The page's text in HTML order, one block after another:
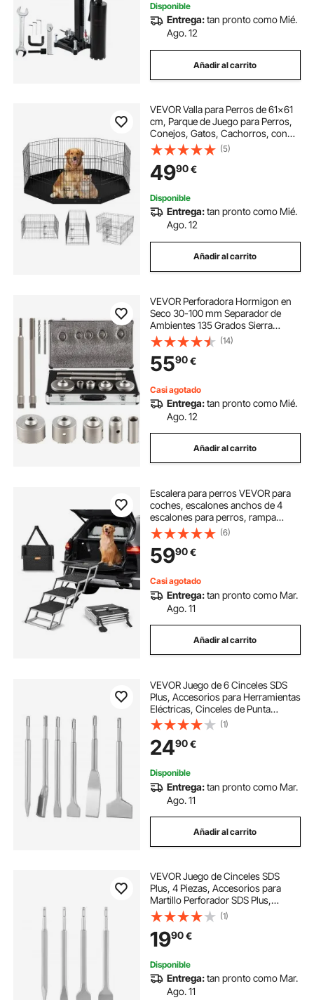
Disponible
Entrega:tan pronto como Mié.
Ago. 12
Añadir al carrito
VEVOR Valla para Perros de 61x61
cm, Parque de Juego para Perros,
Conejos, Gatos, Cachorros, con
Valla para Mascotas Pequeñas y
Medianas, 8 Paneles de Malla
Metálica Plegables para Camping,
Viaje
(5)
4990€
Disponible
Entrega:tan pronto como Mié.
Ago. 12
Añadir al carrito
VEVOR Perforadora Hormigon en
Seco 30-100 mm Separador de
Ambientes 135 Grados Sierra
Corona Perforadora Hormigón
Broca de Perforación de Aleación
Sierra Corona Perforadora
Hormigon En Seco
(14)
5590€
Casi agotado
Entrega:tan pronto como Mié.
Ago. 12
Añadir al carrito
Escalera para perros VEVOR para
coches, escalones anchos de 4
escalones para perros, rampa
plegable para perros con superficie
antideslizante, escalones portátiles
para mascotas de aluminio liviano
para coches, SUV y camiones,
soporta hasta 150 libras
(6)
5990€
Casi agotado
Entrega:tan pronto como Mar.
Ago. 11
Añadir al carrito
VEVOR Juego de 6 Cinceles SDS
Plus, Accesorios para Herramientas
Eléctricas, Cinceles de Punta
Planos y Acanalado para Martillo
Perforador, Quita Azulejos
Baldosas, para Hormigón
Mampostería Ladrillo
(1)
2490€
Disponible
Entrega:tan pronto como Mar.
Ago. 11
Añadir al carrito
VEVOR Juego de Cinceles SDS
Plus, 4 Piezas, Accesorios para
Martillo Perforador SDS Plus,
Cinceles Planos y de Punta para
Herramientas Eléctricas, para
Azulejos Baldosas Ladrillo
Hormigón Mampostería
(1)
1990€
Disponible
Entrega:tan pronto como Mar.
Ago. 11